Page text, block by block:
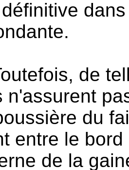
de
n'assurent
du
entre le
de la